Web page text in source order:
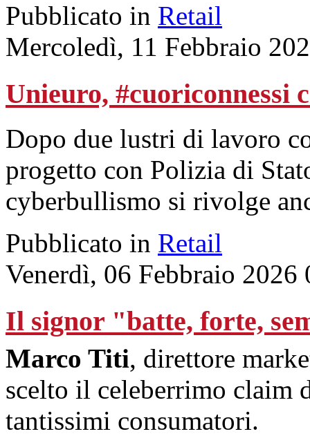
Pubblicato in Retail
Mercoledì, 11 Febbraio
Unieuro, #cuoriconnessi
Dopo due lustri di lavoro
progetto con Polizia di
cyberbullismo si rivolge
Pubblicato in Retail
Venerdì, 06 Febbraio 2026
Il signor "batte, forte,
Marco Titi, direttore
scelto il celeberrimo claim
tantissimi consumatori.